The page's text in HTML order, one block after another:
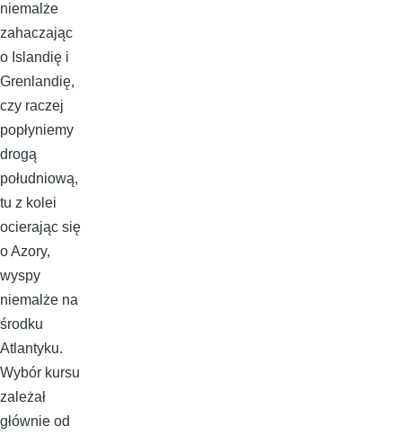
niemalże
zahaczając
o Islandię i
Grenlandię,
czy raczej
popłyniemy
drogą
południową,
tu z kolei
ocierając się
o Azory,
wyspy
niemalże na
środku
Atlantyku.
Wybór kursu
zależał
głównie od